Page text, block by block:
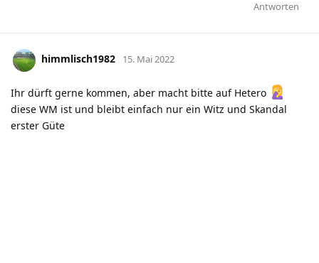
Antworten
himmlisch1982 15. Mai 2022
Ihr dürft gerne kommen, aber macht bitte auf Hetero
diese WM ist und bleibt einfach nur ein Witz und Skandal
erster Güte